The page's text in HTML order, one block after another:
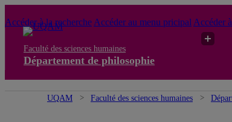
Accéder à la recherche Accéder au menu pricipal Accéder
Faculté des sciences humaines
Département de philosophie
UQAM Faculté des sciences humaines